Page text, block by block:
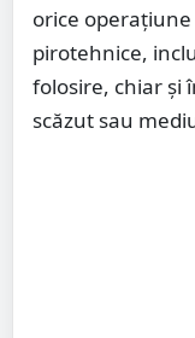
orice
pirotehnice,
folosire, chiar și
scăzut sau